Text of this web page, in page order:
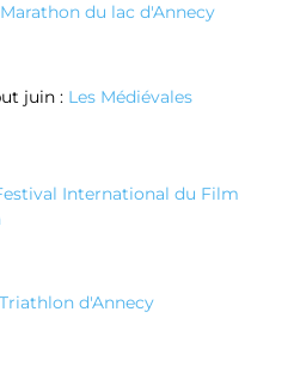
du lac d'Annecy
juin : Les Médiévales
International du Film
d'Annecy